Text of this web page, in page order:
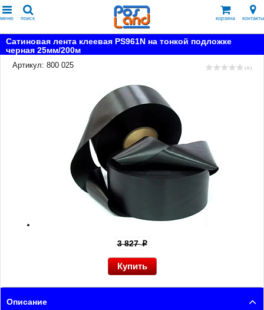
меню поиск корзина контакты
Сатиновая лента клеевая PS961N на тонкой подложке
черная 25мм/200м
Артикул: 800 025
( 0 )
3 827p
Описание